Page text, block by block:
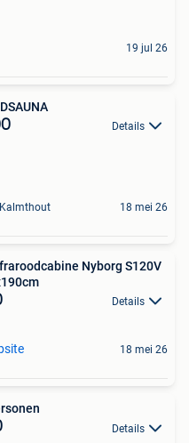
19 jul 26
Details
Kalmthout 18 mei 26
Nyborg S120V
Details
18 mei 26
Details